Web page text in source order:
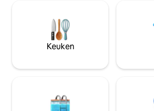
hoop dat je kunt ontspannen en
ontspannen, als uitvalsbasis voor
sightseeing in Hokuriku en Noordelijke
Alpen.Het heeft een monitor, dus het
workcations. We hebben ook een aantal
Toegang (parkeergelegenheid
beschikbaar) Van Toyama Station naar
Keuken